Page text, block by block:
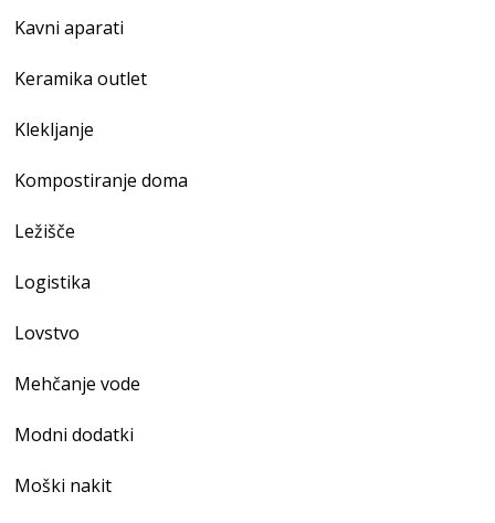
Kavni aparati
Keramika outlet
Klekljanje
Kompostiranje doma
Ležišče
Logistika
Lovstvo
Mehčanje vode
Modni dodatki
Moški nakit